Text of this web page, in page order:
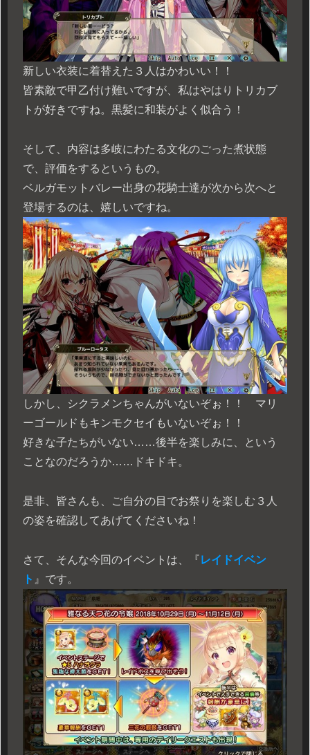
新しい衣装に着替えた３人はかわいい！！
皆素敵で甲乙付け難いですが、私はやはりトリカブ
トが好きですね。黒髪に和装がよく似合う！
そして、内容は多岐にわたる文化のごった煮状態
で、評価をするというもの。
ベルガモットバレー出身の花騎士達が次から次へと
登場するのは、嬉しいですね。
しかし、シクラメンちゃんがいないぞぉ！！ マリ
ーゴールドもキンモクセイもいないぞぉ！！
好きな子たちがいない……後半を楽しみに、という
ことなのだろうか……ドキドキ。
是非、皆さんも、ご自分の目でお祭りを楽しむ３人
の姿を確認してあげてくださいね！
さて、そんな今回のイベントは、『レイドイベン
ト 』です。